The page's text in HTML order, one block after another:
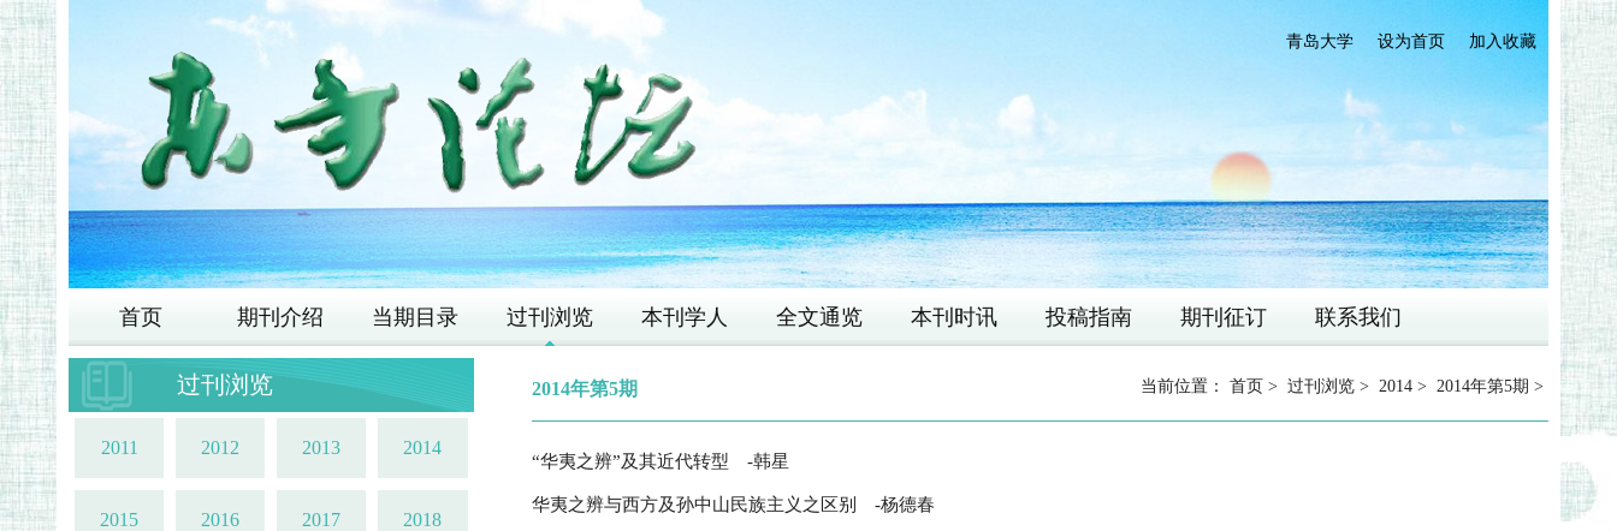
加入收藏
设为首页
青岛大学
首页 期刊介绍 当期目录 过刊浏览 本刊学人 全文通览 本刊时讯 投稿指南 期刊征订 联系我们
过刊浏览
2011 2012 2013 2014
2015 2016 2017 2018
2014年第5期 当前位置： 首页 > 过刊浏览 > 2014 > 2014年第5期 >
“华夷之辨”及其近代转型 -韩星
华夷之辨与西方及孙中山民族主义之区别 -杨德春